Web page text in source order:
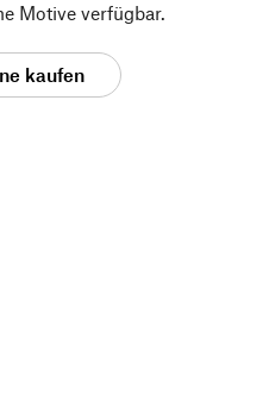
Motive verfügbar.
kaufen